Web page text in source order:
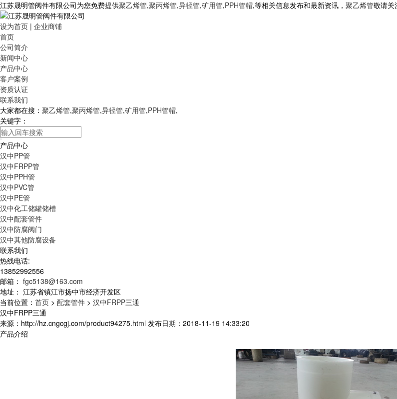
江苏晟明管阀件有限公司为您免费提供聚乙烯管,聚丙烯管,异径管,矿用管,PPH管帽,等相关信息发布和最新资讯， 聚乙烯管敬请关
设为首页 | 企业商铺
首页
公司简介
新闻中心
产品中心
客户案例
资质认证
联系我们
大家都在搜： 聚乙烯管,聚丙烯管,异径管,矿用管,PPH管帽,
关键字：
产品中心
汉中PP管
汉中FRPP管
汉中PPH管
汉中PVC管
汉中PE管
汉中化工储罐储槽
汉中配套管件
汉中防腐阀门
汉中其他防腐设备
联系我们
热线电话:
13852992556
邮箱： fgc5138@163.com
地址： 江苏省镇江市扬中市经济开发区
当前位置： 首页 > 配套管件 > 汉中FRPP三通
汉中FRPP三通
来源：http://hz.cngcgj.com/product94275.html 发布日期：2018-11-19 14:33:20
产品介绍